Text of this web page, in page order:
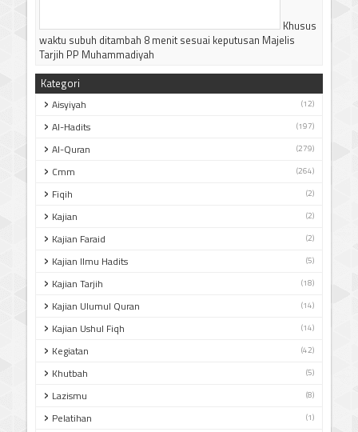
Khusus
waktu subuh ditambah 8 menit sesuai keputusan Majelis
Tarjih PP Muhammadiyah
Kategori
Aisyiyah (12)
Al-Hadits (197)
Al-Quran (279)
Cmm (264)
Fiqih (2)
Kajian (2)
Kajian Faraid (2)
Kajian Ilmu Hadits (5)
Kajian Tarjih (18)
Kajian Ulumul Quran (14)
Kajian Ushul Fiqh (14)
Kegiatan (42)
Khutbah (5)
Lazismu (8)
Pelatihan (1)